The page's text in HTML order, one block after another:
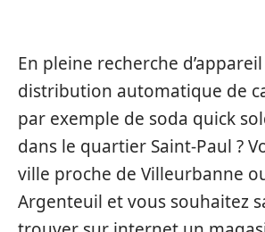
En pleine recherche
distribution automatique de
par exemple de soda quick
dans le quartier Saint-Paul ?
ville proche de Villeurbanne
Argenteuil et vous souhaitez